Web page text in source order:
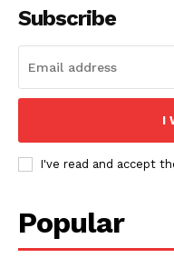
Subscribe
I
I've read and accept
Popular